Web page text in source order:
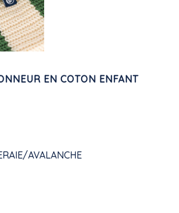
EN COTON ENFANT
AVALANCHE